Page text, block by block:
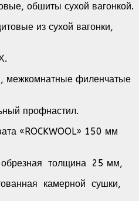
обшиты сухой вагонкой.
из сухой вагонки,
межкомнатные филенчатые
профнастил.
«ROCKWOOL» 150 мм
обрезная толщина 25 мм,
камерной сушки,